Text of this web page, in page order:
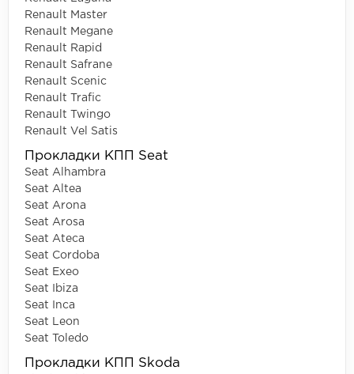
Renault Master
Renault Megane
Renault Rapid
Renault Safrane
Renault Scenic
Renault Trafic
Renault Twingo
Renault Vel Satis
Прокладки КПП Seat
Seat Alhambra
Seat Altea
Seat Arona
Seat Arosa
Seat Ateca
Seat Cordoba
Seat Exeo
Seat Ibiza
Seat Inca
Seat Leon
Seat Toledo
Прокладки КПП Skoda